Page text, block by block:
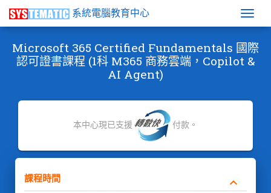
系統電腦教育中心
Microsoft 365 Certified Fundamentals 國際
認可證書課程 (1科 M365 商務雲端，Copilot &
AI Agent)
本中心現已支援 付款。
課程時間 keyboard_arrow_down